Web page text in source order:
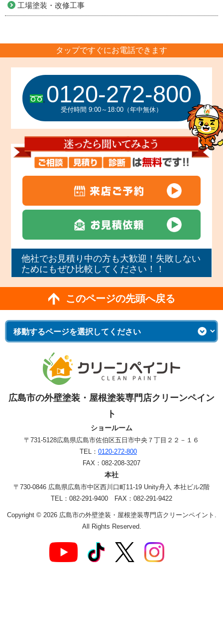
工場塗装・改修工事
タップですぐにお電話できます
0120-272-800
受付時間 9:00～18:00（年中無休）
他社でお見積り中の方も大歓迎！失敗しない
ためにもぜひ比較してください！！
このページの先頭へ戻る
広島市の外壁塗装・屋根塗装専門店クリーンペイン
ト
ショールーム
〒731-5128広島県広島市佐伯区五日市中央７丁目２２－１６
TEL： 0120-272-800
FAX：082-208-3207
本社
〒730-0846 広島県広島市中区西川口町11-19 Unity舟入 本社ビル2階
TEL：082-291-9400 FAX：082-291-9422
Copyright © 2026 広島市の外壁塗装・屋根塗装専門店クリーンペイント.
All Rights Reserved.